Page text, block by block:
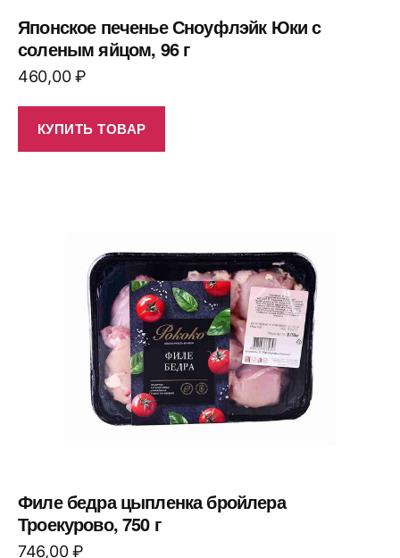
Японское печенье Сноуфлэйк Юки с
соленым яйцом, 96 г
460,00₽
КУПИТЬ ТОВАР
Филе бедра цыпленка бройлера
Троекурово, 750 г
746,00₽